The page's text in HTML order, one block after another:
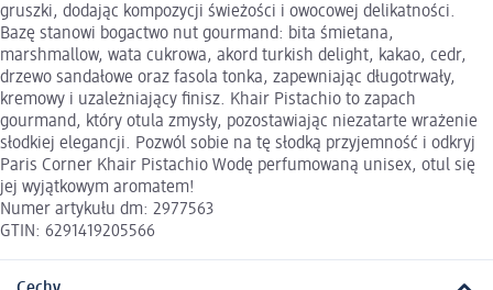
gruszki, dodając kompozycji świeżości i owocowej delikatności.
Bazę stanowi bogactwo nut gourmand: bita śmietana,
marshmallow, wata cukrowa, akord turkish delight, kakao, cedr,
drzewo sandałowe oraz fasola tonka, zapewniając długotrwały,
kremowy i uzależniający finisz. Khair Pistachio to zapach
gourmand, który otula zmysły, pozostawiając niezatarte wrażenie
słodkiej elegancji. Pozwól sobie na tę słodką przyjemność i odkryj
Paris Corner Khair Pistachio Wodę perfumowaną unisex, otul się
jej wyjątkowym aromatem!
Numer artykułu dm: 2977563
GTIN: 6291419205566